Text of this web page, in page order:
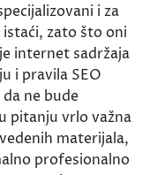
i za
zato što oni
internet sadržaja
i pravila SEO
ne bude
pitanju vrlo važna
materijala,
profesionalno